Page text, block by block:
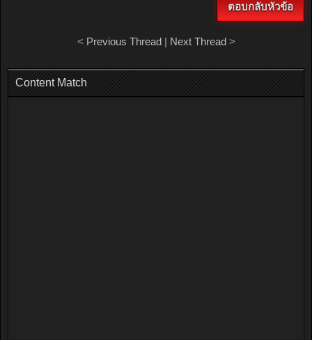
ตอบกลับหัวข้อ
< Previous Thread| Next Thread>
Content Match